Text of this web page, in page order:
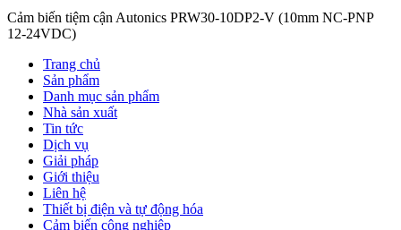
Cảm biến tiệm cận Autonics PRW30-10DP2-V (10mm NC-PNP
12-24VDC)
Trang chủ
Sản phẩm
Danh mục sản phẩm
Nhà sản xuất
Tin tức
Dịch vụ
Giải pháp
Giới thiệu
Liên hệ
Thiết bị điện và tự động hóa
Cảm biến công nghiệp